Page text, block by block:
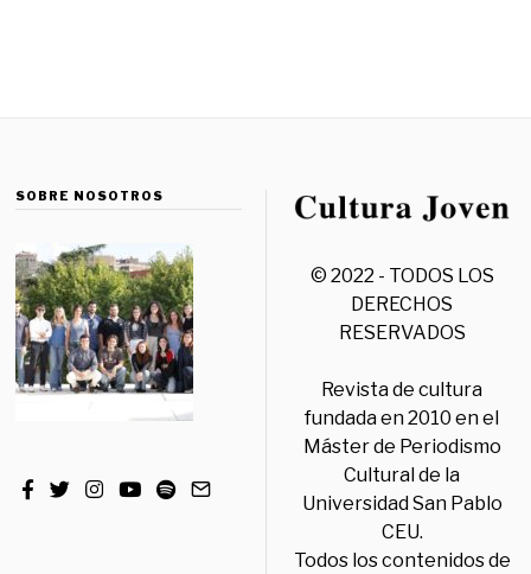
SOBRE NOSOTROS
© 2022 - TODOS LOS
DERECHOS
RESERVADOS
Revista de cultura
fundada en 2010 en el
Máster de Periodismo
Cultural de la
Universidad San Pablo
CEU.
Todos los contenidos de